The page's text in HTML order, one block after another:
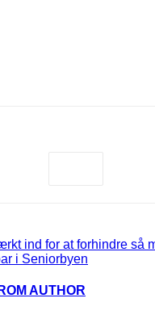
ind for at forhindre så
i Seniorbyen
AUTHOR